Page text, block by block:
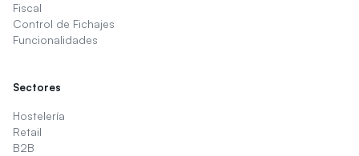
Fiscal
Control de Fichajes
Funcionalidades
Sectores
Hostelería
Retail
B2B